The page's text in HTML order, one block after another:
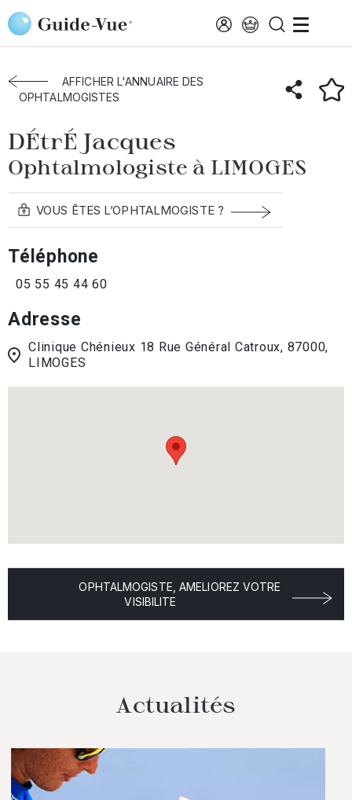
Aller au contenu principal
Accueil Annuaire des ophtalmologistes
Limoges
DÉtrÉ Jacques
AFFICHER L'ANNUAIRE DES
OPHTALMOGISTES
DÉtrÉ Jacques
Ophtalmologiste à LIMOGES
VOUS ÊTES L’OPHTALMOGISTE ?
Téléphone
05 55 45 44 60
Adresse
Clinique Chénieux 18 Rue Général Catroux, 87000,
LIMOGES
OPHTALMOGISTE, AMELIOREZ VOTRE
VISIBILITE
Actualités